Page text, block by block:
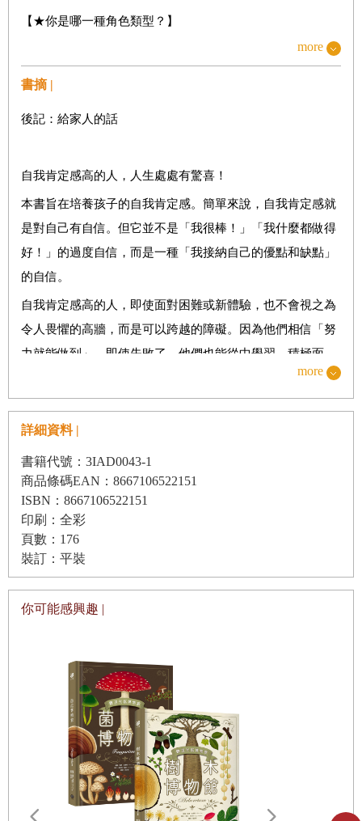
【★你是哪一種角色類型？】
舞者型
【★九大情緒攻略法】
喜悅 厭惡 憤怒
感動 嫉妒 慌張
恐懼 驚訝 悲傷
小練習①為你的情緒打分數
COMIC改變看待事物的角度……
STEP 1 用「正向詞彙」取代
小練習①
試試看，轉換你的性格特質
COMIC察覺自己的優點
積極探索自己的優點
COMIC累積小小的成功經驗
STEP 2 「我做到了！」一點一滴累積小小的成就感
發現那些自己也做得到的小事
③ 與過去的自己比較
對不同面貌的自己都給予肯定
寫下你的成就感日記！
more
書摘 |
後記：給家人的話
自我肯定感高的人，人生處處有驚喜！
本書旨在培養孩子的自我肯定感。簡單來說，自我肯定感就
是對自己有自信。但它並不是「我很棒！」「我什麼都做得
好！」的過度自信，而是一種「我接納自己的優點和缺點」
的自信。
自我肯定感高的人，即使面對困難或新體驗，也不會視之為
令人畏懼的高牆，而是可以跨越的障礙。因為他們相信「努
力就能做到」。即使失敗了，他們也能從中學習，積極面
對，不斷挑戰，累積經驗，進而建立更強大的自信。
或他人的評價，因此他們的內心是穩定的，這也讓他們更願
意接納他人，建立良好的人際關係。
自我肯定感不僅能影響當下的自己，更是奠定未來人生自信
的基礎。當內心根基穩固，人生就會充滿活力、幹勁和前進
的能量。
成為潛力無窮的人！
有些人在學生時期成績優異，進入社會後卻發展平庸；有些
人在學生時期毫不出色，進入社會後反而功成名就。許多人
近年來研究發現，相較於考試或智商等可量化的「認知能
力」，培養難以用分數衡量的「非認知能力」，對未來影響
更為深遠，這在全球引起了廣泛的關注。所謂非認知能力，
指的是「毅力」、「復原力」、「自制力」、「好奇心」、
「挑戰精神」等優良的人格特質。而自我肯定感，正是支撐
這些特質的心理基礎。培養自我肯定感，可以促進這些優良
特質的發展，讓孩子在未來成為「潛力無窮」的人！請試著
more
詳細資料 |
書籍代號：3IAD0043-1
商品條碼EAN：8667106522151
ISBN：8667106522151
印刷：全彩
頁數：176
裝訂：平裝
你可能感興趣 |